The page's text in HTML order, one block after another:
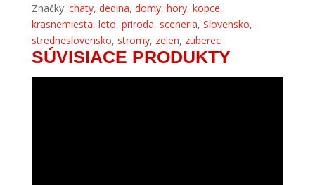
Značky: chaty, dedina, domy, hory, kopce,
krasnemiesta, leto, priroda, sceneria, Slovensko,
stredneslovensko, stromy, zelen, zuberec
SÚVISIACE PRODUKTY